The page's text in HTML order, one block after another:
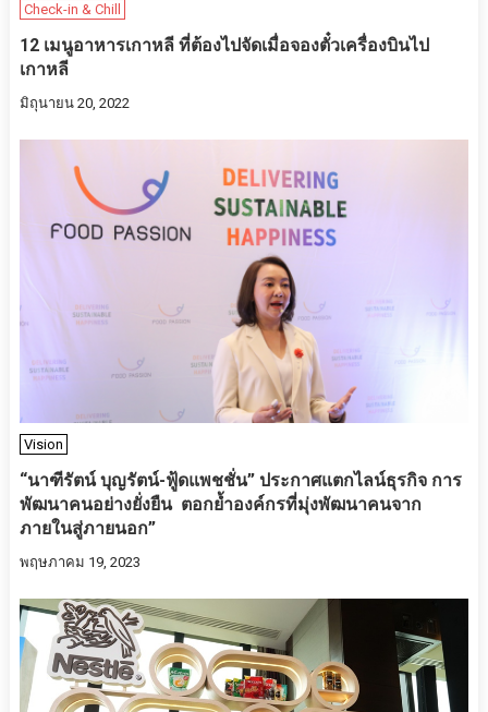
Check-in & Chill
12 เมนูอาหารเกาหลี ที่ต้องไปจัดเมื่อจองตั๋วเครื่องบินไป
เกาหลี
มิถุนายน 20, 2022
Vision
“นาฑีรัตน์ บุญรัตน์-ฟู้ดแพชชั่น” ประกาศ​แตกไลน์ธุรกิจ การ
พัฒนาคนอย่างยั่งยืน ตอกย้ำองค์กรที่มุ่งพัฒนาคนจาก
ภายในสู่ภายนอก”
พฤษภาคม 19, 2023